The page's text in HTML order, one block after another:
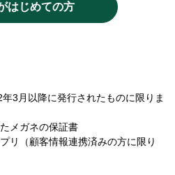
はじめての方
3月以降に発行されたものに限りま
メガネの保証書
リ（顧客情報連携済みの方に限り